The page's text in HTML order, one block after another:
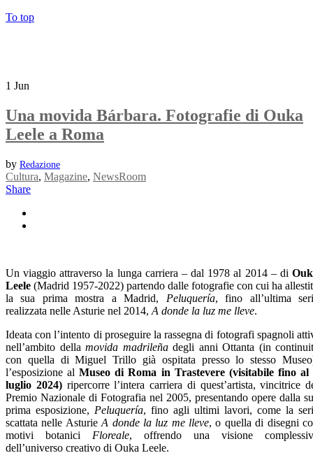
To top
1 Jun
Una movida Bárbara. Fotografie di Ouka
Leele a Roma
by Redazione
Cultura, Magazine, NewsRoom
Share
Un viaggio attraverso la lunga carriera – dal 1978 al 2014 – di
Leele (Madrid 1957-2022) partendo dalle fotografie con cui ha
la sua prima mostra a Madrid, Peluquería, fino all’ultima
realizzata nelle Asturie nel 2014, A donde la luz me lleve.
Ideata con l’intento di proseguire la rassegna di fotografi spagnoli
nell’ambito della movida madrileñadegli anni Ottanta (in
con quella di Miguel Trillo già ospitata presso lo stesso
l’esposizione alMuseo di Roma in Trastevere (visitabile fino al
luglio 2024)ripercorre l’intera carriera di quest’artista, vincitrice
Premio Nazionale di Fotografia nel 2005, presentando opere dalla
prima esposizione, Peluquería, fino agli ultimi lavori, come la
scattata nelle AsturieA donde la luz me lleve, o quella di disegni
motivi botanici Floreale, offrendo una visione
dell’universo creativo di Ouka Leele.